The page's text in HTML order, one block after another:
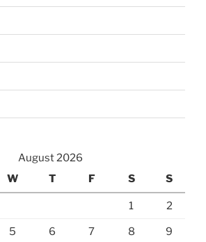
August 2026
W T F S S
1 2
5 6 7 8 9